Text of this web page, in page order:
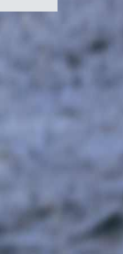
Canada